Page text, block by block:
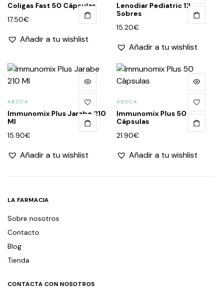
Coligas Fast 50 Cápsulas
17.50€
Añadir a tu wishlist
Lenodiar Pediatric 12
Sobres
15.20€
Añadir a tu wishlist
ABOCA
Immunomix Plus Jarabe 210
Ml
15.90€
Añadir a tu wishlist
ABOCA
Immunomix Plus 50
Cápsulas
21.90€
Añadir a tu wishlist
LA FARMACIA
Sobre nosotros
Contacto
Blog
Tienda
CONTACTA CON NOSOTROS